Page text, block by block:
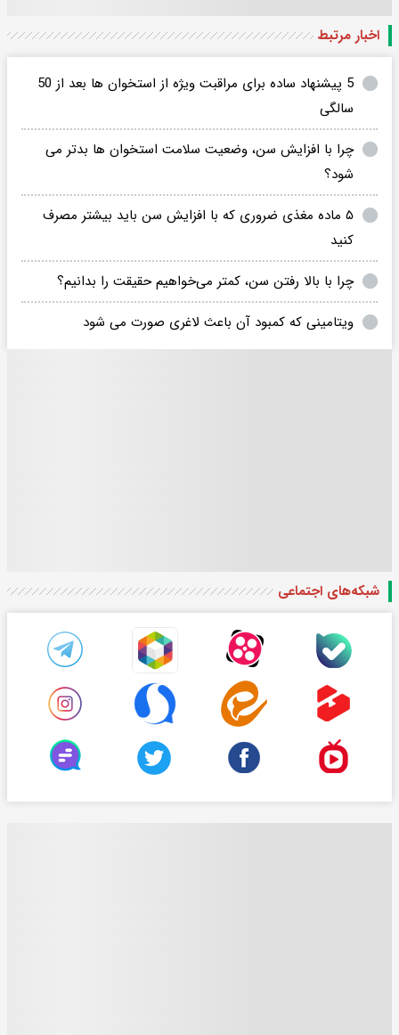
اخبار مرتبط
5 پیشنهاد ساده برای مراقبت ویژه از استخوان‌ ها بعد از 50
سالگی
چرا با افزایش سن، وضعیت سلامت استخوان ها بدتر می
شود؟
۵ ماده مغذی ضروری که با افزایش سن باید بیشتر مصرف
کنید
چرا با بالا رفتن سن، کمتر می‌خواهیم حقیقت را بدانیم؟
ویتامینی که کمبود آن باعث لاغری صورت می شود
شبکه‌های اجتماعی